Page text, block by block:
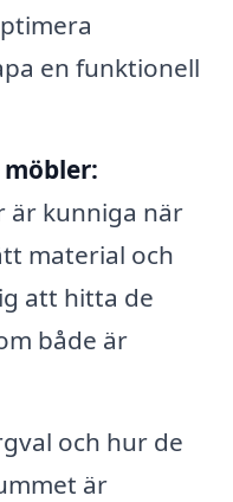
en funktionell
kunniga när
material och
att hitta de
både är
och hur de
är